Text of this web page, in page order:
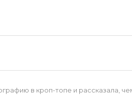
в кроп-топе и рассказала,